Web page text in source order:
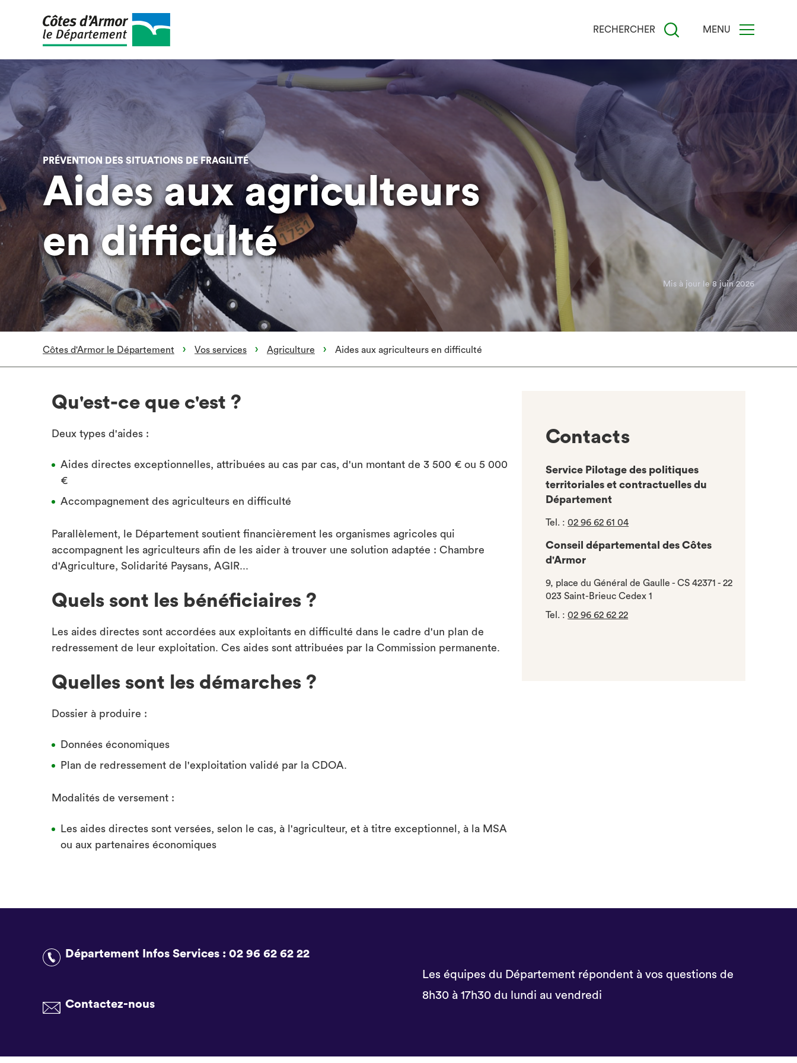
contenu
principal
RECHERCHER MENU
PRÉVENTION DES SITUATIONS DE FRAGILITÉ
Aides aux agriculteurs
en difficulté
Mis à jour le 8 juin 2026
Côtes d'Armor le Département Vos services Agriculture Aides aux agriculteurs en difficulté
Qu'est-ce que c'est ?
Deux types d'aides :
Aides directes exceptionnelles, attribuées au cas par cas, d'un montant de 3 500 € ou 5 000
€
Accompagnement des agriculteurs en difficulté
Parallèlement, le Département soutient financièrement les organismes agricoles qui
accompagnent les agriculteurs afin de les aider à trouver une solution adaptée : Chambre
d'Agriculture, Solidarité Paysans, AGIR...
Quels sont les bénéficiaires ?
Les aides directes sont accordées aux exploitants en difficulté dans le cadre d'un plan de
redressement de leur exploitation. Ces aides sont attribuées par la Commission permanente.
Quelles sont les démarches ?
Dossier à produire :
Données économiques
Plan de redressement de l'exploitation validé par la CDOA.
Modalités de versement :
Les aides directes sont versées, selon le cas, à l'agriculteur, et à titre exceptionnel, à la MSA
ou aux partenaires économiques
Contacts
Service Pilotage des politiques
territoriales et contractuelles du
Département
Tel. :02 96 62 61 04
Conseil départemental des Côtes
d'Armor
9, place du Général de Gaulle - CS 42371 - 22
023 Saint-Brieuc Cedex 1
Tel. :02 96 62 62 22
Département Infos Services : 02 96 62 62 22
Contactez-nous
Les équipes du Département répondent à vos questions de
8h30 à 17h30 du lundi au vendredi